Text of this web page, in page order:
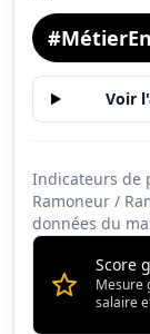
Voir
Indicateurs de
Ramoneur /
données du
Score
Mesure
salaire